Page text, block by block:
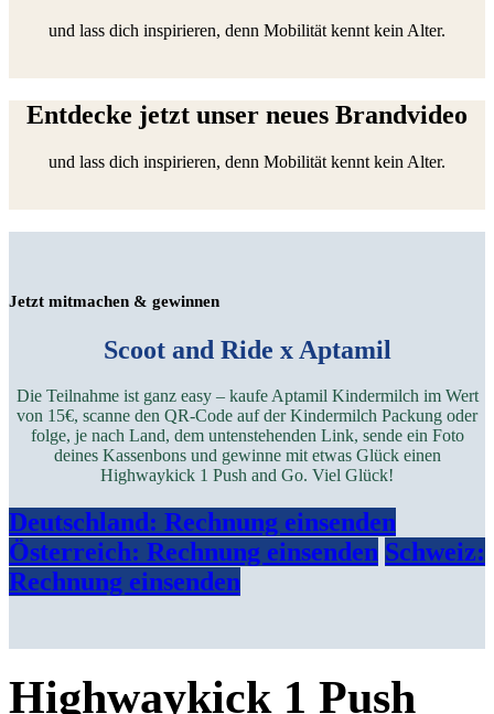
und lass dich inspirieren, denn Mobilität kennt kein Alter.
Entdecke jetzt unser neues Brandvideo
und lass dich inspirieren, denn Mobilität kennt kein Alter.
Jetzt mitmachen & gewinnen
Scoot and Ride x Aptamil
Die Teilnahme ist ganz easy – kaufe Aptamil Kindermilch im Wert
von 15€, scanne den QR-Code auf der Kindermilch Packung oder
folge, je nach Land, dem untenstehenden Link, sende ein Foto
deines Kassenbons und gewinne mit etwas Glück einen
Highwaykick 1 Push and Go. Viel Glück!
Deutschland: Rechnung​​ einsenden
Österreich: Rechnung einsenden Schweiz:
Rechnung einsenden
Highwaykick 1 Push